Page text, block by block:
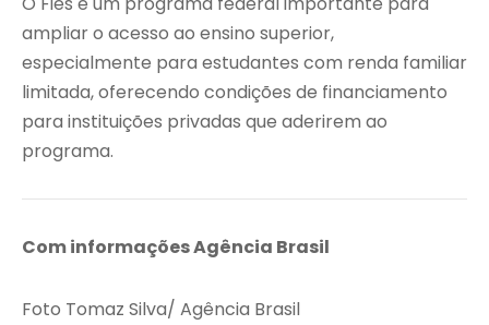
ampliar o acesso ao ensino superior,
especialmente para estudantes com renda familiar
limitada, oferecendo condições de financiamento
para instituições privadas que aderirem ao
programa.
Com informações Agência Brasil
Foto Tomaz Silva/ Agência Brasil